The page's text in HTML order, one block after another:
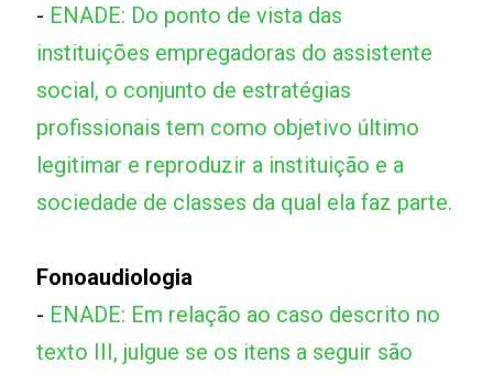
- ENADE: Do ponto de vista das
instituições empregadoras do assistente
social, o conjunto de estratégias
profissionais tem como objetivo último
legitimar e reproduzir a instituição e a
sociedade de classes da qual ela faz parte.
Fonoaudiologia
- ENADE: Em relação ao caso descrito no
texto III, julgue se os itens a seguir são